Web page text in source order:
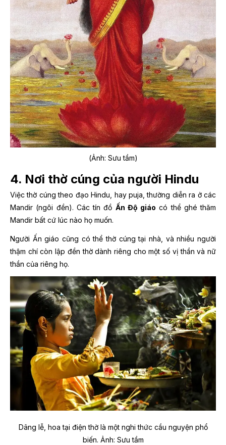
(Ảnh: Sưu tầm)
4. Nơi thờ cúng của người Hindu
Việc thờ cúng theo đạo Hindu, hay puja, thường diễn ra ở các
Mandir (ngôi đền). Các tín đồ Ấn Độ giáo có thể ghé thăm
Mandir bất cứ lúc nào họ muốn.
Người Ấn giáo cũng có thể thờ cúng tại nhà, và nhiều người
thậm chí còn lập đền thờ dành riêng cho một số vị thần và nữ
thần của riêng họ.
Dâng lễ, hoa tại điện thờ là một nghi thức cầu nguyện phổ
biến. Ảnh: Sưu tầm